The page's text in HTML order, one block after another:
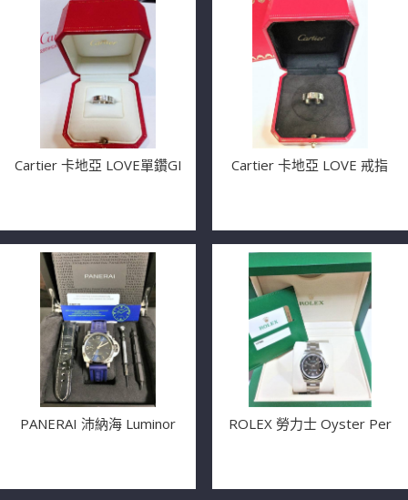
Cartier 卡地亞 LOVE單鑽GI Cartier 卡地亞 LOVE 戒指
PANERAI 沛納海 Luminor ROLEX 勞力士 Oyster Per